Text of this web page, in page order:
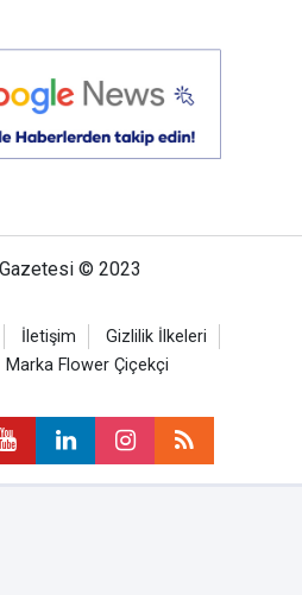
© 2023
İletişim
Gizlilik İlkeleri
Marka Flower Çiçekçi